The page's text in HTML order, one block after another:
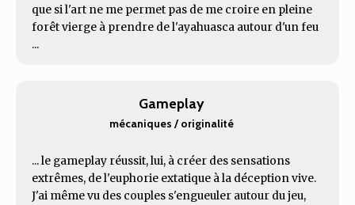
que si l'art ne me permet pas de me croire en pleine
forêt vierge à prendre de l'ayahuasca autour d'un feu
...
Gameplay
mécaniques / originalité
... le gameplay réussit, lui, à créer des sensations
extrêmes, de l'euphorie extatique à la déception vive.
J'ai même vu des couples s'engueuler autour du jeu,